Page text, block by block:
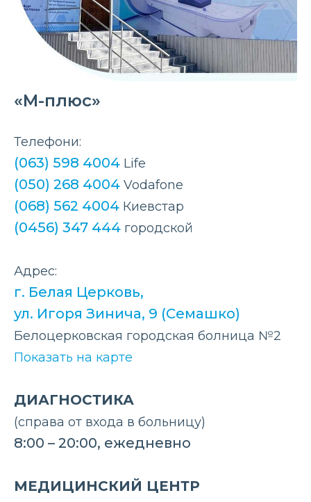
«М-плюс»
Телефони:
(063) 598 4004 Life
(050) 268 4004 Vodafone
(068) 562 4004 Киевстар
(0456) 347 444 городской
Адрес:
г. Белая Церковь,
ул. Игоря Зинича, 9 (Семашко)
Белоцерковская городская болница №2
Показать на карте
ДИАГНОСТИКА
(справа от входа в больницу)
8:00 – 20:00, ежедневно
МЕДИЦИНСКИЙ ЦЕНТР